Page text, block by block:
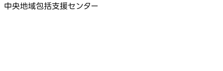
中央地域包括支援センター